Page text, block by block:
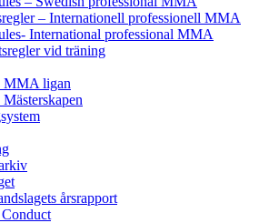
– Internationell professionell MMA
International professional MMA
vid träning
MMA ligan
Mästerskapen
årsrapport